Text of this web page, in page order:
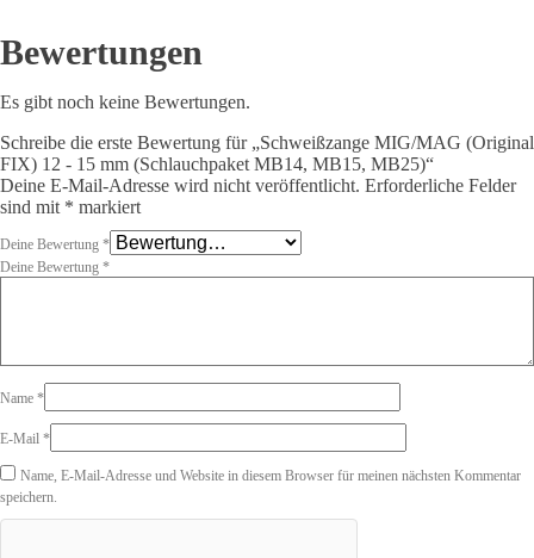
MB25)
Menge
Bewertungen
Es gibt noch keine Bewertungen.
Schreibe die erste Bewertung für „Schweißzange MIG/MAG (Original
FIX) 12 - 15 mm (Schlauchpaket MB14, MB15, MB25)“
Deine E-Mail-Adresse wird nicht veröffentlicht. Erforderliche Felder
sind mit * markiert
Deine Bewertung *
Deine Bewertung *
Name *
E-Mail *
Name, E-Mail-Adresse und Website in diesem Browser für meinen nächsten Kommentar
speichern.